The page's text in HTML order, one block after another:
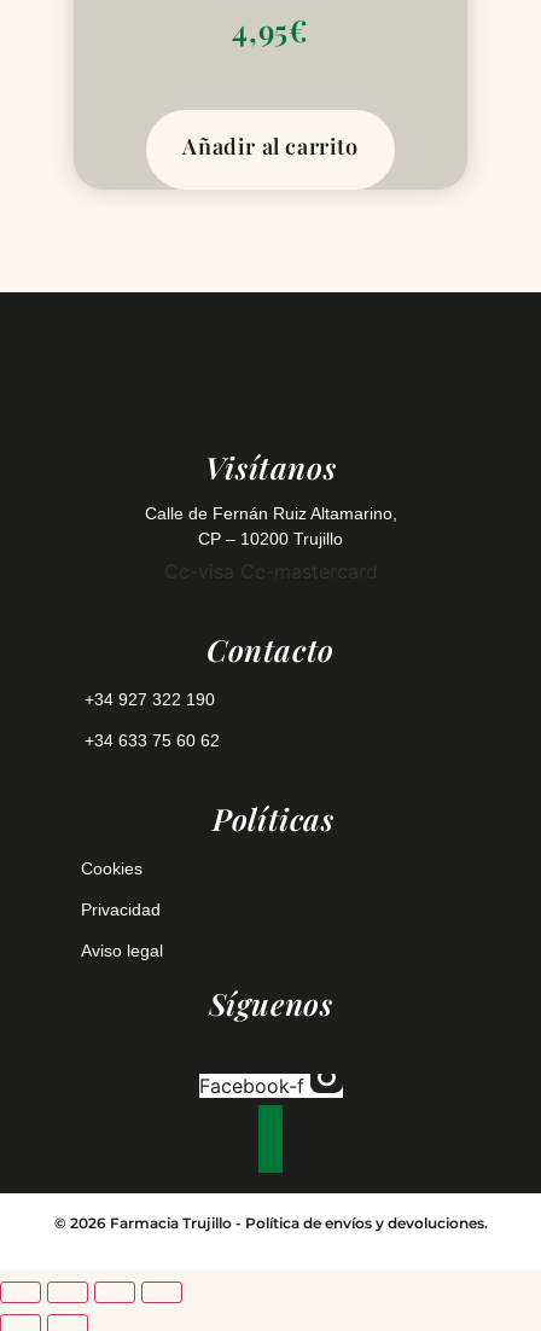
4,95€
Añadir al carrito
Visítanos
Calle de Fernán Ruiz Altamarino,
CP – 10200 Trujillo
Cc-visa Cc-mastercard
Contacto
+34 927 322 190
+34 633 75 60 62
Políticas
Cookies
Privacidad
Aviso legal
Síguenos
Facebook-f
© 2026 Farmacia Trujillo - Política de envíos y devoluciones.